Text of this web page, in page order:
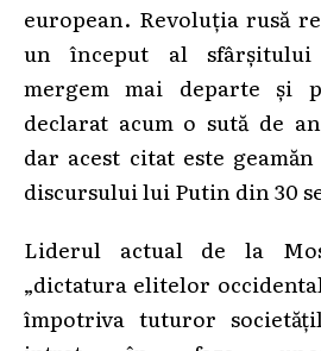
european. Revoluția rusă
un început al
mergem mai departe și
declarat acum o sută de
dar acest citat este
discursului lui Putin din 30
Liderul actual de la
„dictatura elitelor
împotriva tuturor